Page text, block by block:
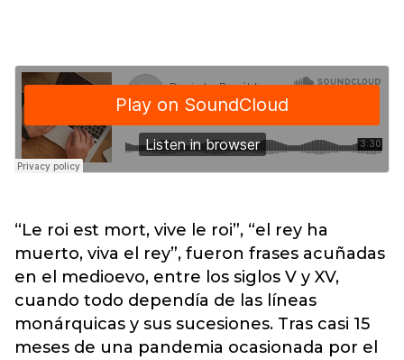
“Le roi est mort, vive le roi”, “el rey ha
muerto, viva el rey”, fueron frases acuñadas
en el medioevo, entre los siglos V y XV,
cuando todo dependía de las líneas
monárquicas y sus sucesiones. Tras casi 15
meses de una pandemia ocasionada por el